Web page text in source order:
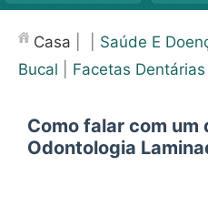
Saúde
Casa Saúde E
Bucal
Facetas Dentárias
Como falar com
Odontologia